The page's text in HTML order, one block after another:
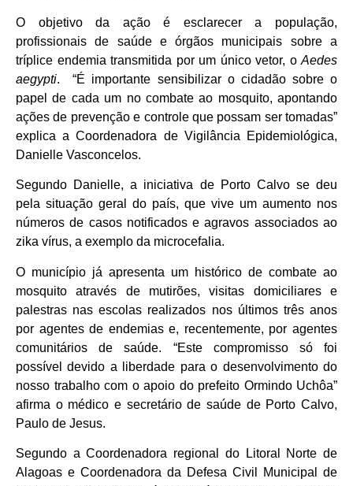
O objetivo da ação é esclarecer a população,
profissionais de saúde e órgãos municipais sobre a
tríplice endemia transmitida por um único vetor, o Aedes
aegypti. “É importante sensibilizar o cidadão sobre o
papel de cada um no combate ao mosquito, apontando
ações de prevenção e controle que possam ser tomadas”
explica a Coordenadora de Vigilância Epidemiológica,
Danielle Vasconcelos.
Segundo Danielle, a iniciativa de Porto Calvo se deu
pela situação geral do país, que vive um aumento nos
números de casos notificados e agravos associados ao
zika vírus, a exemplo da microcefalia.
O município já apresenta um histórico de combate ao
mosquito através de mutirões, visitas domiciliares e
palestras nas escolas realizados nos últimos três anos
por agentes de endemias e, recentemente, por agentes
comunitários de saúde. “Este compromisso só foi
possível devido a liberdade para o desenvolvimento do
nosso trabalho com o apoio do prefeito Ormindo Uchôa”
afirma o médico e secretário de saúde de Porto Calvo,
Paulo de Jesus.
Segundo a Coordenadora regional do Litoral Norte de
Alagoas e Coordenadora da Defesa Civil Municipal de